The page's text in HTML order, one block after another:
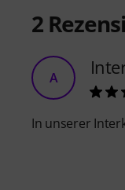
2
A
In unserer